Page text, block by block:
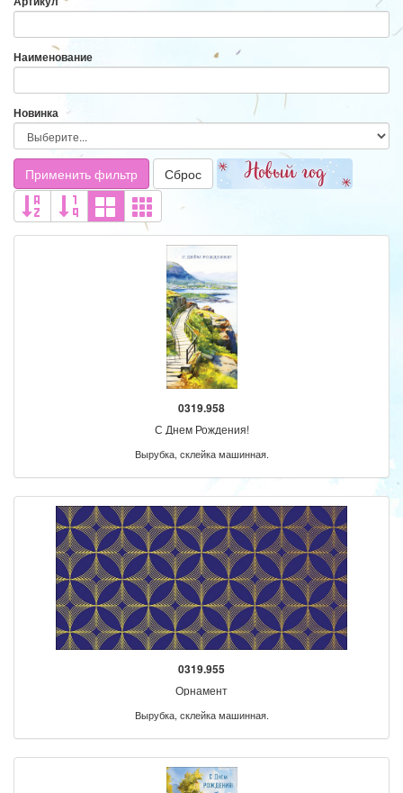
Наименование
Новинка
Применить фильтр Сброс
0319.958
С Днем Рождения!
Вырубка, склейка машинная.
0319.955
Орнамент
Вырубка, склейка машинная.